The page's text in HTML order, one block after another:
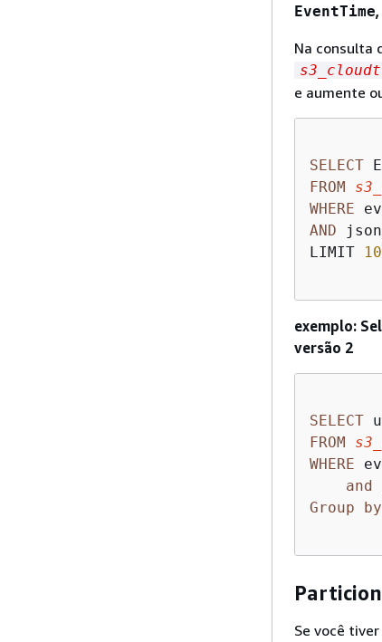
EventTime,
Na consulta
e aumente
SELECT
FROM
WHERE
AND
LIMIT
10
exemplo:
versão 2
SELECT
FROM
WHERE
and
Group
by
Se você